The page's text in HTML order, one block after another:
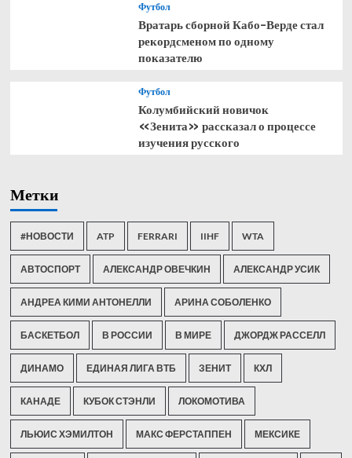
Футбол
Вратарь сборной Кабо-Верде стал
рекордсменом по одному
показателю
Футбол
Колумбийский новичок
«Зенита» рассказал о процессе
изучения русского
Метки
#НОВОСТИ ATP FERRARI IIHF WTA
АВТОСПОРТ АЛЕКСАНДР ОВЕЧКИН АЛЕКСАНДР УСИК
АНДРЕА КИМИ АНТОНЕЛЛИ АРИНА СОБОЛЕНКО
БАСКЕТБОЛ В РОССИИ В МИРЕ ДЖОРДЖ РАССЕЛЛ
ДИНАМО ЕДИНАЯ ЛИГА ВТБ ЗЕНИТ КХЛ
КАНАДЕ КУБОК СТЭНЛИ ЛОКОМОТИВА
ЛЬЮИС ХЭМИЛТОН МАКС ФЕРСТАППЕН МЕКСИКЕ